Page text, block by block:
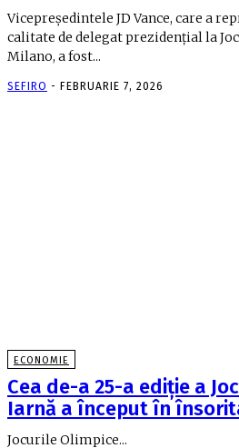
Vicepreședintele JD Vance, care a
calitate de delegat prezidențial la
Milano, a fost...
SEFIRO - FEBRUARIE 7, 2026
ECONOMIE
Cea de-a 25-a ediţie a
Iarnă a început în
Jocurile Olimpice...